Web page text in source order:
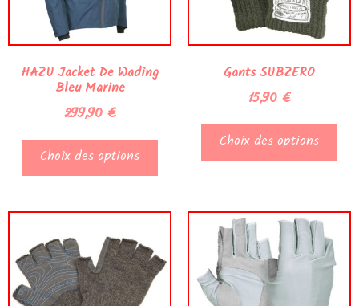
HAZU Jacket De Wading
Bleu Marine
299,90 €
Choix des options
Gants SUBZERO
15,90 €
Choix des options